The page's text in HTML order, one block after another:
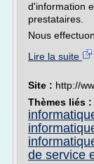
d'information
prestataires.
Nous
Lire la suite
Site : http://
Thèmes liés :
de service